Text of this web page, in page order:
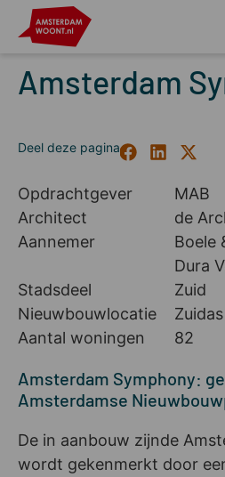
Amsterdam
Opdrachtgever
MAB
Architect
de
Aannemer
Boele
Dura
Stadsdeel
Zuid
Nieuwbouwlocatie
Zuidas
Aantal woningen
82
Amsterdam Symphony:
Amsterdamse
De in aanbouw zijnde
wordt gekenmerkt door